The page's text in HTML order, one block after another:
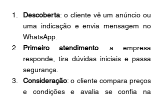
Descoberta: o cliente vê um anúncio ou
uma indicação e envia mensagem no
WhatsApp.
Primeiro atendimento: a empresa
responde, tira dúvidas iniciais e passa
segurança.
Consideração: o cliente compara preços
e condições e avalia se confia na